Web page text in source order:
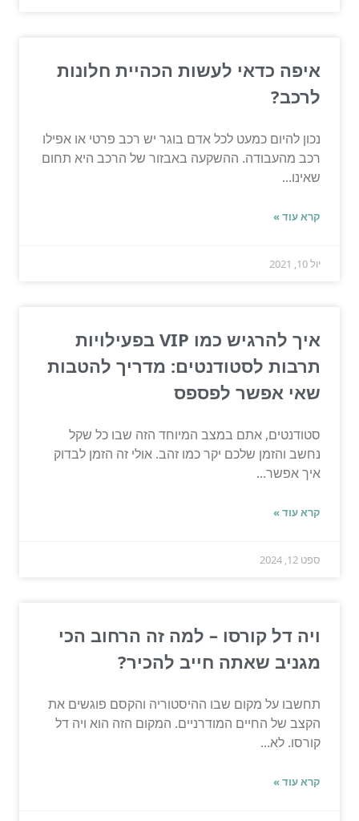
איפה כדאי לעשות הכהיית חלונות
לרכב?
נכון להיום כמעט לכל אדם בוגר יש רכב פרטי או אפילו
רכב מהעבודה. ההשקעה באבזור של הרכב היא תחום
שאינו...
קרא עוד »
יול 10, 2021
איך להרגיש כמו VIP בפעילויות
תרבות לסטודנטים: מדריך להטבות
שאי אפשר לפספס
סטודנטים, אתם במצב המיוחד הזה שבו כל שקל
נחשב והזמן שלכם יקר כמו זהב. אולי זה הזמן לבדוק
איך אפשר...
קרא עוד »
ספט 12, 2024
ויה דל קורסו – למה זה הרחוב הכי
מגניב שאתה חייב להכיר?
תחשבו על מקום שבו ההיסטוריה והקסם פוגשים את
הקצב של החיים המודרניים. המקום הזה הוא ויה דל
קורסו. לא...
קרא עוד »